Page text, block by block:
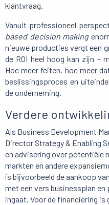
klantvraag.
Vanuit professioneel
based decision making
nieuwe producties vergt een
de ROI heel hoog kan zijn –
Hoe meer feiten, hoe meer
beslissingsproces en
de onderneming.
Verdere
Als Business Development
Director Strategy & Enabling
en advisering over potentiële
markten en andere
is bijvoorbeeld de aankoop
met een vers businessplan
ingaat. Voor de financiering